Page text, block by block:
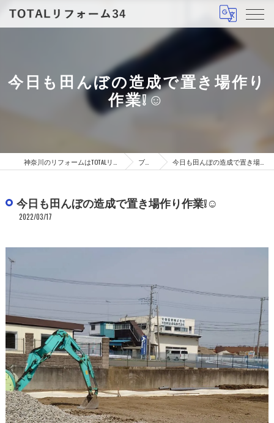
今日も田んぼの造成で置き場作り
作業❕☺
ブログ 今日も田んぼの造成で置き場作り作業❕☺
今日も田んぼの造成で置き場作り作業❕☺
2022/03/17